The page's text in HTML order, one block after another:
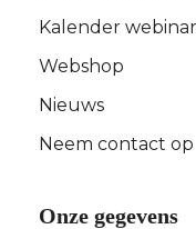
Kalender
Webshop
Nieuws
Neem contact op
Onze gegevens